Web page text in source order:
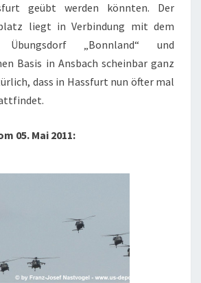
geübt werden könnten. Der
liegt in Verbindung mit dem
Übungsdorf „Bonnland“ und
Basis in Ansbach scheinbar ganz
dass in Hassfurt nun öfter mal
05. Mai 2011: